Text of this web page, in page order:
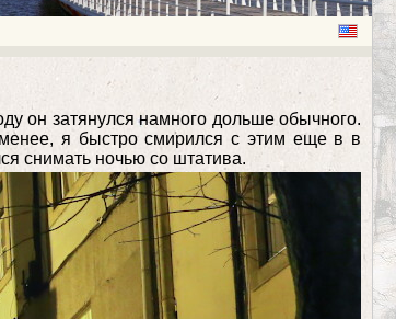
он затянулся намного дольше обычного.
я быстро смирился с этим еще в в
снимать ночью со штатива.